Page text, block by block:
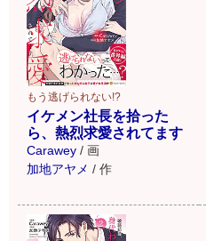
もう逃げられない!?
イケメン社長を拾った
ら、熱烈求愛されてます
Carawey / 画
加地アヤメ / 作